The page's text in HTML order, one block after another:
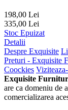
198,00 Lei
335,00 Lei
Stoc Epuizat
Detalii
Despre Exquisite
Preturi - Exquisite
Coockies
Exquisite
are ca domeniu de
comercializarea